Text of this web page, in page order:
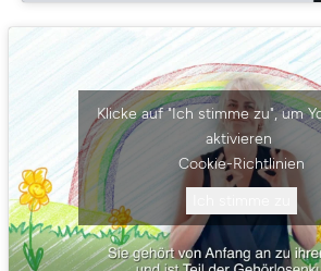
Klicke auf "Ich stimme zu", um
aktivieren
Cookie-Richtlinien